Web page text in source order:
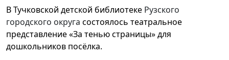
В Тучковской детской библиотеке Рузского
городского округа состоялось театральное
представление «За тенью страницы» для
дошкольников посёлка.